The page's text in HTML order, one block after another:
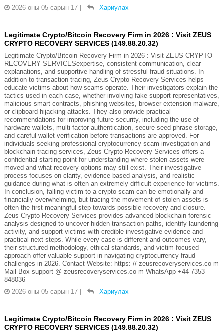
2026 оны 05 сарын 17 | Хариулах
Legitimate Crypto/Bitcoin Recovery Firm in 2026 : Visit ZEUS
CRYPTO RECOVERY SERVICES (149.88.20.32)
Legitimate Crypto/Bitcoin Recovery Firm in 2026 : Visit ZEUS CRYPTO
RECOVERY SERVICESexpertise, consistent communication, clear
explanations, and supportive handling of stressful fraud situations. In
addition to transaction tracing, Zeus Crypto Recovery Services helps
educate victims about how scams operate. Their investigators explain the
tactics used in each case, whether involving fake support representatives,
malicious smart contracts, phishing websites, browser extension malware,
or clipboard hijacking attacks. They also provide practical
recommendations for improving future security, including the use of
hardware wallets, multi-factor authentication, secure seed phrase storage,
and careful wallet verification before transactions are approved. For
individuals seeking professional cryptocurrency scam investigation and
blockchain tracing services, Zeus Crypto Recovery Services offers a
confidential starting point for understanding where stolen assets were
moved and what recovery options may still exist. Their investigative
process focuses on clarity, evidence-based analysis, and realistic
guidance during what is often an extremely difficult experience for victims.
In conclusion, falling victim to a crypto scam can be emotionally and
financially overwhelming, but tracing the movement of stolen assets is
often the first meaningful step towards possible recovery and closure.
Zeus Crypto Recovery Services provides advanced blockchain forensic
analysis designed to uncover hidden transaction paths, identify laundering
activity, and support victims with credible investigative evidence and
practical next steps. While every case is different and outcomes vary,
their structured methodology, ethical standards, and victim-focused
approach offer valuable support in navigating cryptocurrency fraud
challenges in 2026. Contact Website: https: // zeusrecoveryservices.co m
Mail-Box support @ zeusrecoveryservices.co m WhatsApp +44 7353
848036
2026 оны 05 сарын 17 | Хариулах
Legitimate Crypto/Bitcoin Recovery Firm in 2026 : Visit ZEUS
CRYPTO RECOVERY SERVICES (149.88.20.32)